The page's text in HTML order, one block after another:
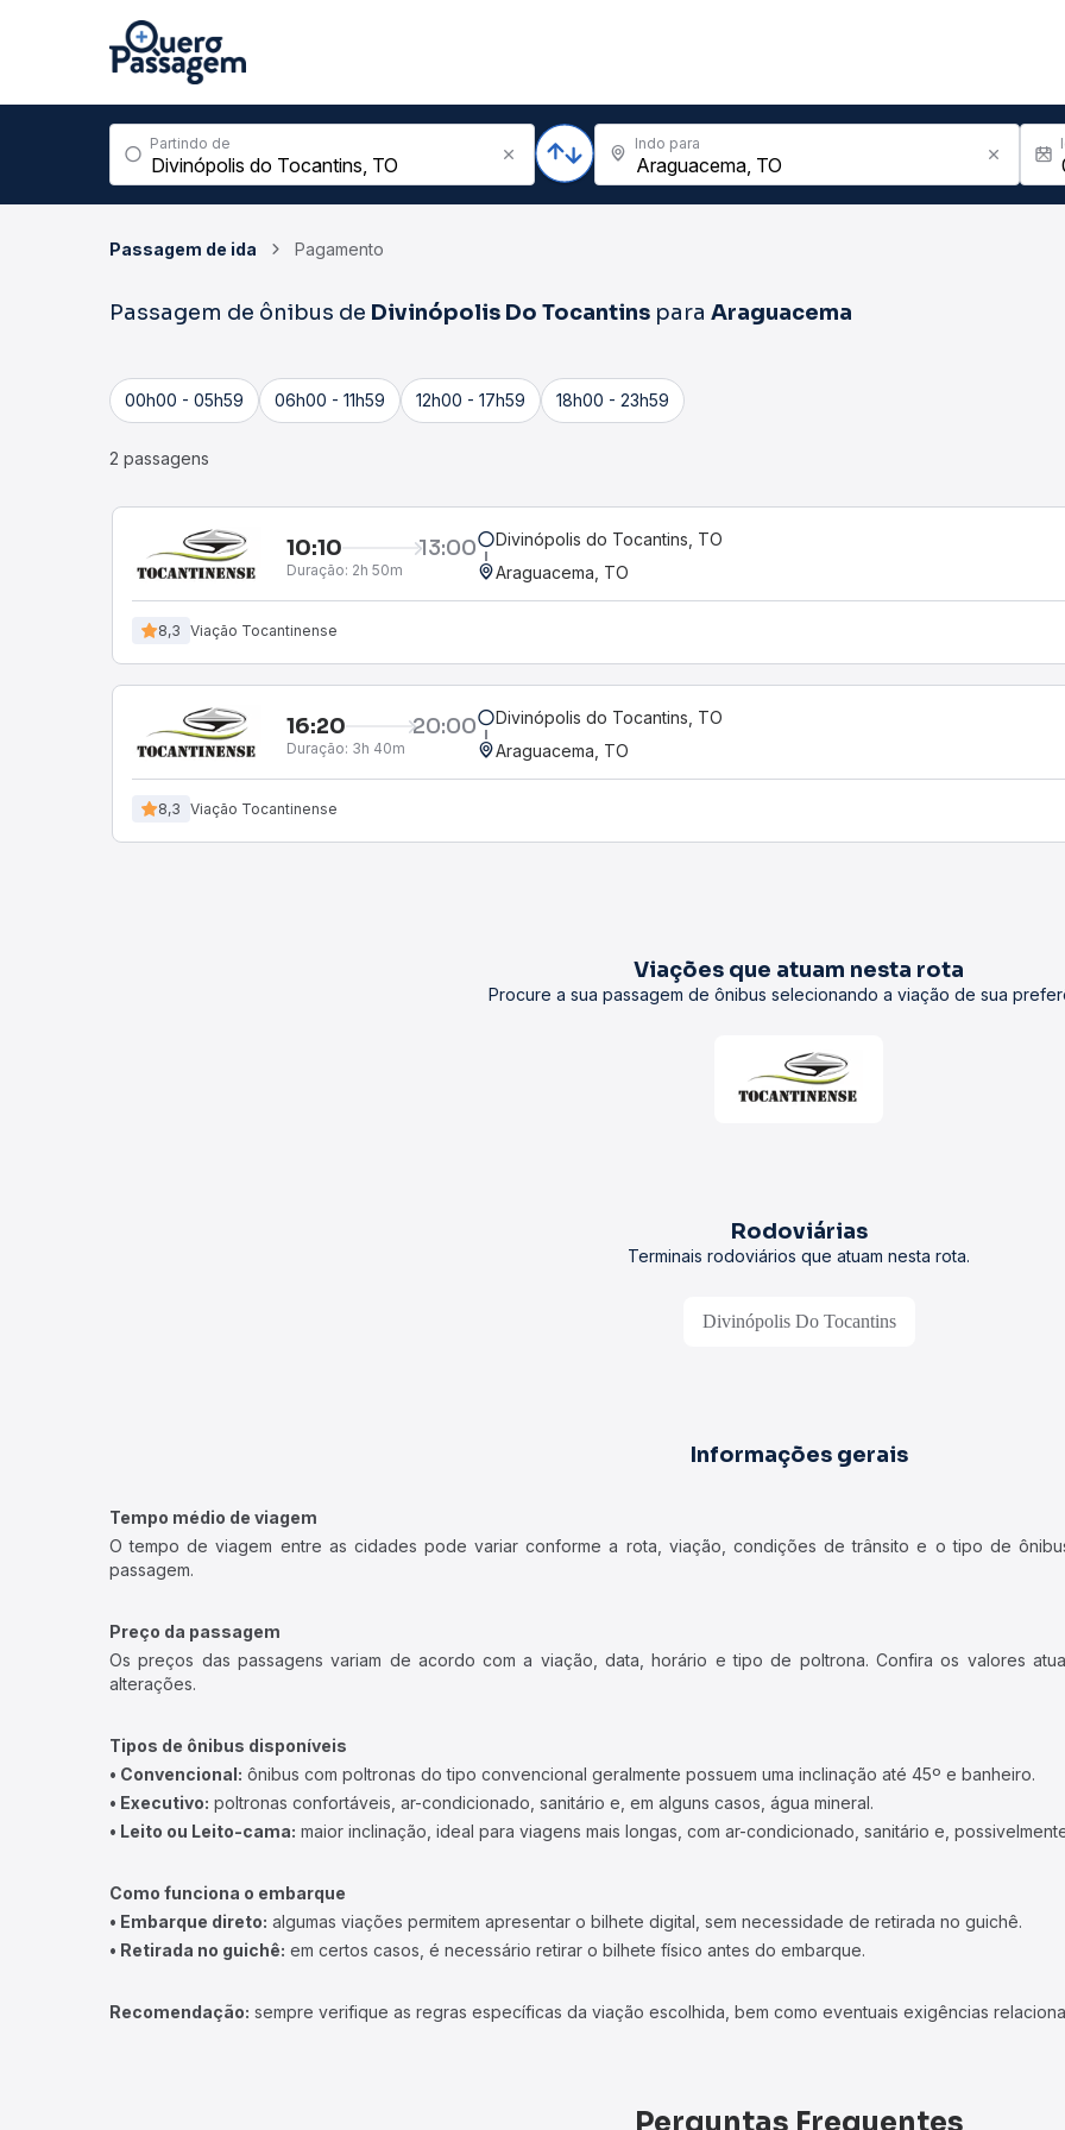
Partindo de Indo para
Passagem de ida Pagamento
Passagem de ônibus de Divinópolis Do Tocantins para Araguacema
00h00 - 05h59 06h00 - 11h59 12h00 - 17h59 18h00 - 23h59
2 passagens
10:10 13:00
Duração: 2h 50m
Divinópolis do Tocantins, TO
Araguacema, TO
8,3 Viação Tocantinense
16:20 20:00
Duração: 3h 40m
Divinópolis do Tocantins, TO
Araguacema, TO
8,3 Viação Tocantinense
Viações que atuam nesta rota
Procure a sua passagem de ônibus selecionando a viação de sua
Rodoviárias
Terminais rodoviários que atuam nesta rota.
Divinópolis Do Tocantins
Informações gerais
Tempo médio de viagem
O tempo de viagem entre as cidades pode variar conforme a rota, viação, condições de trânsito e o tipo de
passagem.
Preço da passagem
Os preços das passagens variam de acordo com a viação, data, horário e tipo de poltrona. Confira os valores
alterações.
Tipos de ônibus disponíveis
• Convencional: ônibus com poltronas do tipo convencional geralmente possuem uma inclinação até 45º e banheiro.
• Executivo: poltronas confortáveis, ar-condicionado, sanitário e, em alguns casos, água mineral.
• Leito ou Leito-cama: maior inclinação, ideal para viagens mais longas, com ar-condicionado, sanitário e,
Como funciona o embarque
• Embarque direto: algumas viações permitem apresentar o bilhete digital, sem necessidade de retirada no guichê.
• Retirada no guichê: em certos casos, é necessário retirar o bilhete físico antes do embarque.
Recomendação: sempre verifique as regras específicas da viação escolhida, bem como eventuais exigências
Perguntas Frequentes